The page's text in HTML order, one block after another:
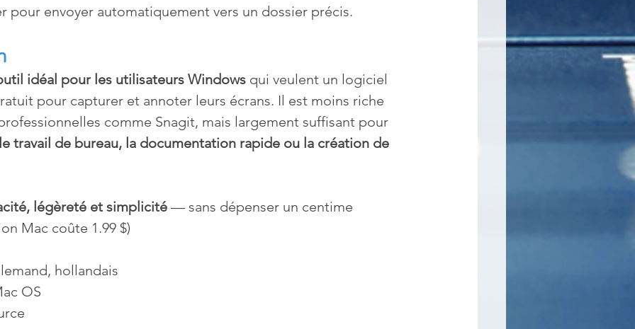
pour envoyer automatiquement vers un dossier précis.
idéal pour les utilisateurs Windows qui veulent un logiciel
pour capturer et annoter leurs écrans. Il est moins riche
comme Snagit, mais largement suffisant pour
travail de bureau, la documentation rapide ou la création de
légèreté et simplicité — sans dépenser un centime
Mac coûte 1.99 $)
hollandais
OS